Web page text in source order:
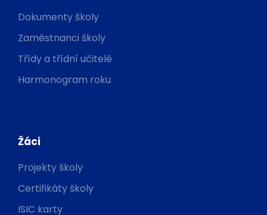
Dokumenty školy
Zaměstnanci školy
Třídy a třídní učitelé
Harmonogram roku
Žáci
Projekty školy
Certifikáty školy
ISIC karty